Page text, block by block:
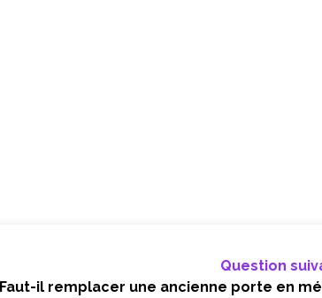
Question
Faut-il remplacer une ancienne porte en